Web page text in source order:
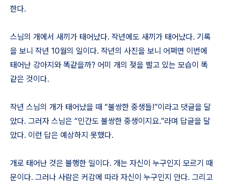
한다.
스님의 개에서 새끼가 태어났다. 작년에도 새끼가 태어났다. 기록
을 보니 작년 10월의 일이다. 작년의 사진을 보니 어쩌면 이번에
태어난 강아지와 똑같을까? 어미 개의 젖을 빨고 있는 모습이 똑
같은 것이다.
작년 스님의 개가 태어났을 때 “불쌍한 중생들!”이라고 댓글을 달
았다. 그러자 스님은 “인간도 불쌍한 중생이지요.”라며 답글을 달
았다. 이런 답은 예상하지 못했다.
개로 태어난 것은 불행한 일이다. 개는 자신이 누구인지 모르기 때
문이다. 그러나 사람은 커감에 따라 자신이 누구인지 안다. 그리고